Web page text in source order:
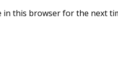
in this browser for the next